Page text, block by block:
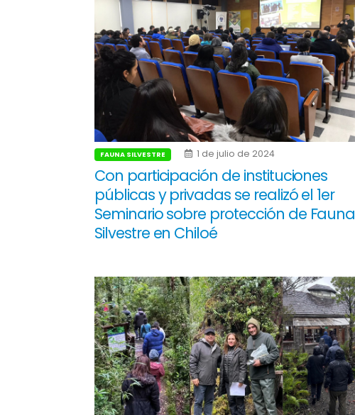
FAUNA SILVESTRE 1 de julio de 2024
Con participación de instituciones
públicas y privadas se realizó el 1er
Seminario sobre protección de Fauna
Silvestre en Chiloé